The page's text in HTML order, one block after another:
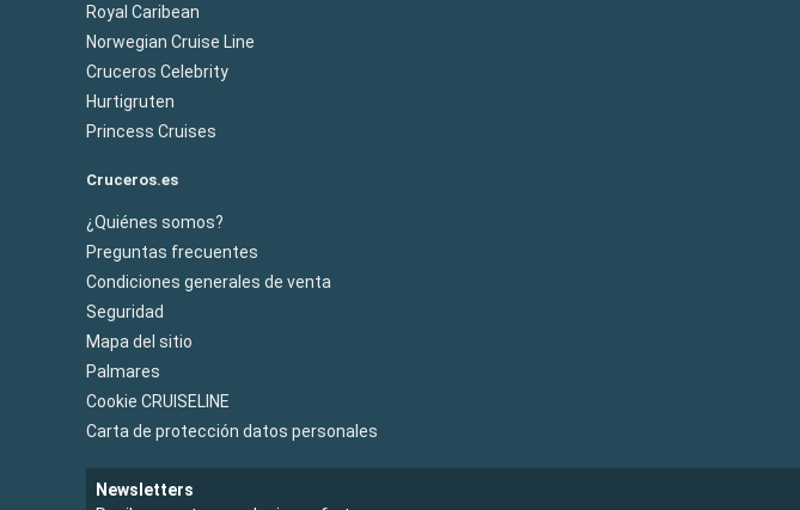
Royal Caribean
Norwegian Cruise Line
Cruceros Celebrity
Hurtigruten
Princess Cruises
Cruceros.es
¿Quiénes somos?
Preguntas frecuentes
Condiciones generales de venta
Seguridad
Mapa del sitio
Palmares
Cookie CRUISELINE
Carta de protección datos personales
Newsletters